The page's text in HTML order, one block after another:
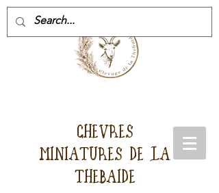
CHEVRES
MINIATURES DE LA
THEBAIDE